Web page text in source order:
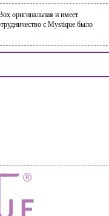
оригинальная и имеет
с Mystique было